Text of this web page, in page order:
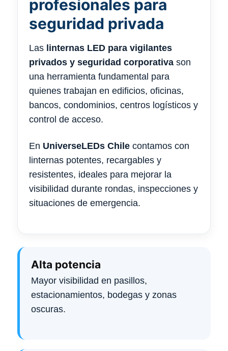
profesionales para
seguridad privada
Las linternas LED para vigilantes
privados y seguridad corporativa son
una herramienta fundamental para
quienes trabajan en edificios, oficinas,
bancos, condominios, centros logísticos y
control de acceso.
En UniverseLEDs Chile contamos con
linternas potentes, recargables y
resistentes, ideales para mejorar la
visibilidad durante rondas, inspecciones y
situaciones de emergencia.
Alta potencia
Mayor visibilidad en pasillos,
estacionamientos, bodegas y zonas
oscuras.